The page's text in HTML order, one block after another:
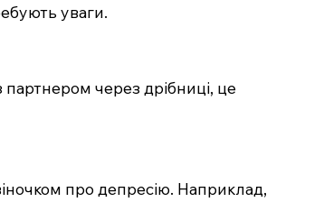
уваги.
через дрібниці, це
про депресію. Наприклад,